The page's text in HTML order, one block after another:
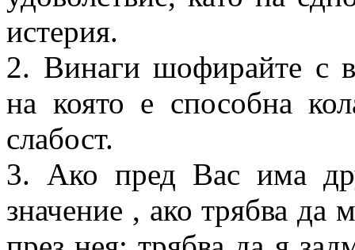
истерия.
2. Винаги шофирайте с
на която е способна
слабост.
3. Ако пред Вас има
значение , ако трябва да